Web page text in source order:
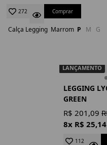
272 Comprar
Calça Legging Marrom P M G
LANÇAMENTO
LEGGING
GREEN
R$ 201,09
8x R$ 25,14
112